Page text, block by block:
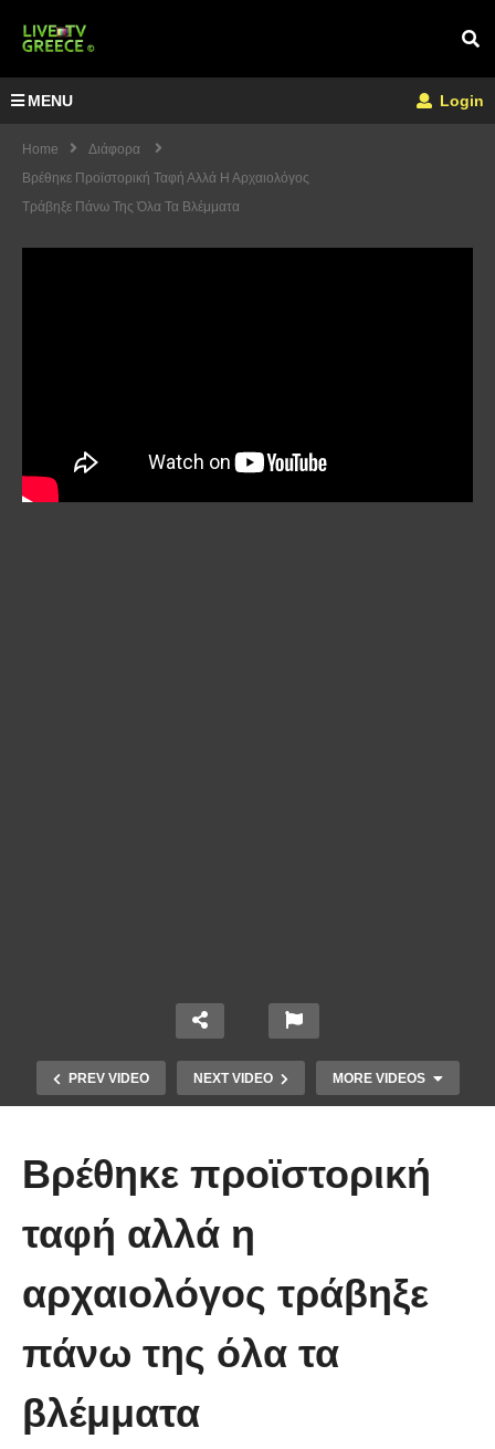
MENU Login
Home
Διάφορα
Βρέθηκε Προϊστορική Ταφή Αλλά Η Αρχαιολόγος
Τράβηξε Πάνω Της Όλα Τα Βλέμματα
PREV VIDEO NEXT VIDEO MORE VIDEOS
άτυχη μέρα στη δουλειά
Βρέθηκε προϊστορική
ταφή αλλά η
αρχαιολόγος τράβηξε
πάνω της όλα τα
βλέμματα